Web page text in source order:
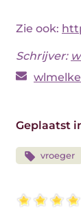
Zie ook:
Schrijver:
Geplaatst
vroeger